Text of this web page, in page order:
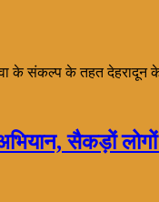
के संकल्प के तहत
सैकड़ों